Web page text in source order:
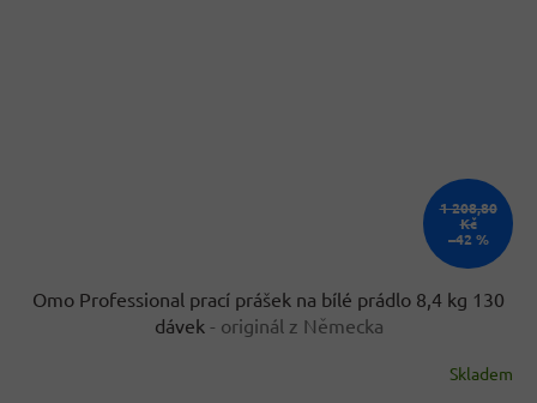
1 208,80
Kč
–42 %
Omo Professional prací prášek na bílé prádlo 8,4 kg 130
dávek - originál z Německa
Skladem